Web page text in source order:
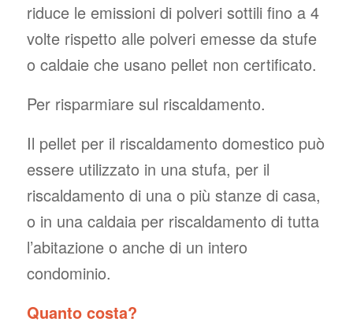
riduce le emissioni di polveri sottili fino a 4
volte rispetto alle polveri emesse da stufe
o caldaie che usano pellet non certificato.
Per risparmiare sul riscaldamento.
Il pellet per il riscaldamento domestico può
essere utilizzato in una stufa, per il
riscaldamento di una o più stanze di casa,
o in una caldaia per riscaldamento di tutta
l’abitazione o anche di un intero
condominio.
Quanto costa?